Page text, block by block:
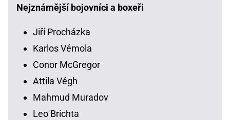
Nejznámější bojovníci a boxeři
Jiří Procházka
Karlos Vémola
Conor McGregor
Attila Végh
Mahmud Muradov
Leo Brichta